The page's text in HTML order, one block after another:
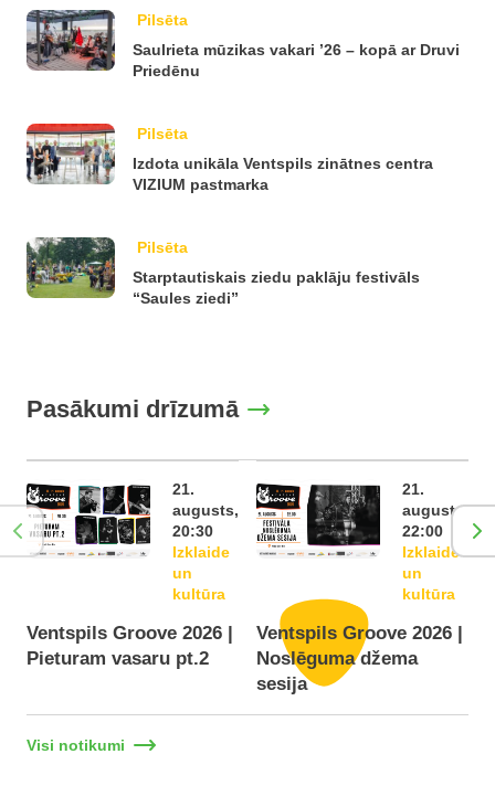
Pilsēta
Saulrieta mūzikas vakari ’26 – kopā ar Druvi
Priedēnu
Pilsēta
Izdota unikāla Ventspils zinātnes centra
VIZIUM pastmarka
Pilsēta
Starptautiskais ziedu paklāju festivāls
“Saules ziedi”
Pasākumi drīzumā
21.
augusts,
20:30
Izklaide
un
kultūra
Ventspils Groove 2026 |
Pieturam vasaru pt.2
21.
augusts,
22:00
Izklaide
un
kultūra
Ventspils Groove 2026 |
Noslēguma džema
sesija
Visi notikumi